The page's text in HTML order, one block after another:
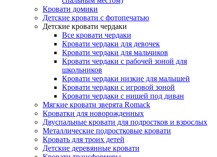
Кровати домики
Детские кровати с фотопечатью
Детские кровати чердаки
Все кровати чердаки
Кровати чердаки для девочек
Кровати чердаки для мальчиков
Кровати чердаки с рабочей зоной для
школьников
Кровати чердаки низкие для малышей
Кровати чердаки с игровой зоной
Кровати чердаки с нишей под диван
Мягкие кровати зверята Romack
Кроватки для новорожденных
Двуспальные кровати для подростков и взрослых
Металлические подростковые кровати
Кровать для троих детей
Детские деревянные кровати